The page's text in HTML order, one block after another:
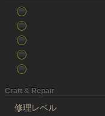
Craft & Repair
修理レベル